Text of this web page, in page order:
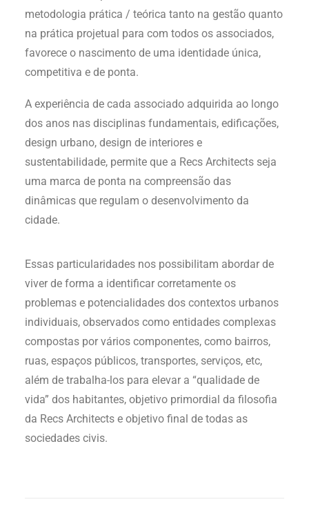
metodologia prática / teórica tanto na gestão quanto
na prática projetual para com todos os associados,
favorece o nascimento de uma identidade única,
competitiva e de ponta.
A experiência de cada associado adquirida ao longo
dos anos nas disciplinas fundamentais, edificações,
design urbano, design de interiores e
sustentabilidade, permite que a Recs Architects seja
uma marca de ponta na compreensão das
dinâmicas que regulam o desenvolvimento da
cidade.
Essas particularidades nos possibilitam abordar de
viver de forma a identificar corretamente os
problemas e potencialidades dos contextos urbanos
individuais, observados como entidades complexas
compostas por vários componentes, como bairros,
ruas, espaços públicos, transportes, serviços, etc,
além de trabalha-los para elevar a “qualidade de
vida” dos habitantes, objetivo primordial da filosofia
da Recs Architects e objetivo final de todas as
sociedades civis.